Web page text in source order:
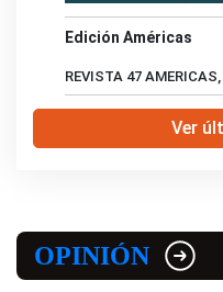
Edición Américas
REVISTA 47
Ver
OPINIÓN